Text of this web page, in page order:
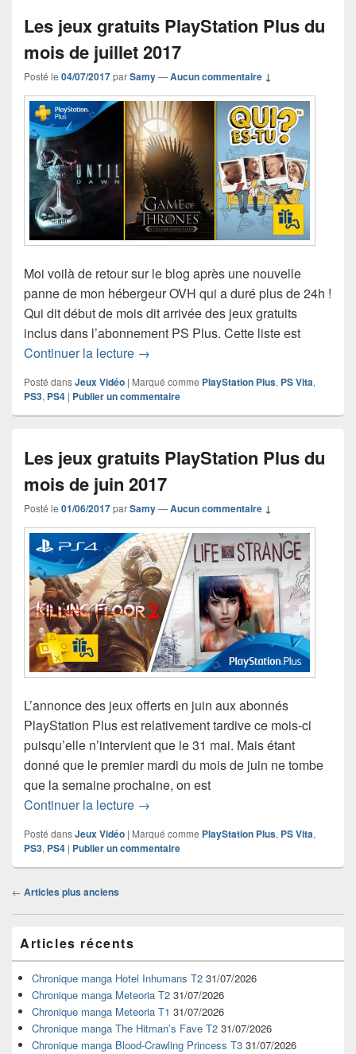
Les jeux gratuits PlayStation Plus du
mois de juillet 2017
Posté le 04/07/2017parSamy—Aucun commentaire ↓
Moi voilà de retour sur le blog après une nouvelle
panne de mon hébergeur OVH qui a duré plus de 24h !
Qui dit début de mois dit arrivée des jeux gratuits
inclus dans l’abonnement PS Plus. Cette liste est
Continuer la lecture Les jeux gratuits PlayStation Plus du
→
Posté dansJeux Vidéo | Marqué comme PlayStation Plus, PS Vita,
PS3, PS4 | Publier un commentaire
Les jeux gratuits PlayStation Plus du
mois de juin 2017
Posté le 01/06/2017parSamy—Aucun commentaire ↓
L’annonce des jeux offerts en juin aux abonnés
PlayStation Plus est relativement tardive ce mois-ci
puisqu’elle n’intervient que le 31 mai. Mais étant
donné que le premier mardi du mois de juin ne tombe
que la semaine prochaine, on est
Continuer la lecture Les jeux gratuits PlayStation Plus du
→
Posté dansJeux Vidéo | Marqué comme PlayStation Plus, PS Vita,
PS3, PS4 | Publier un commentaire
Navigation
articles
← Articles plus anciens
principale
de
widget
pour
barre
latérale
Articles récents
Chronique manga Hotel Inhumans T2 31/07/2026
Chronique manga Meteoria T2 31/07/2026
Chronique manga Meteoria T1 31/07/2026
Chronique manga The Hitman’s Fave T2 31/07/2026
Chronique manga Blood-Crawling Princess T3 31/07/2026